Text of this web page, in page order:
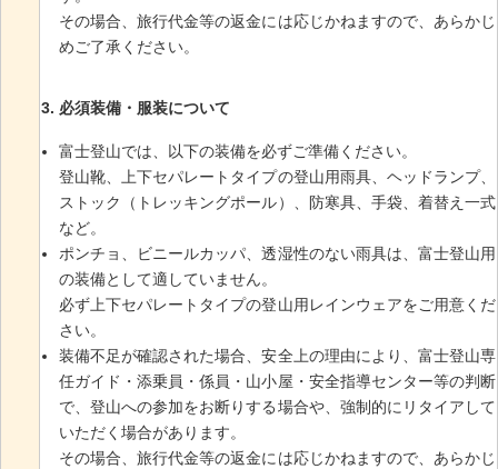
その場合、旅行代金等の返金には応じかねますので、あらかじ
めご了承ください。
必須装備・服装について
富士登山では、以下の装備を必ずご準備ください。
登山靴、上下セパレートタイプの登山用雨具、ヘッドランプ、
ストック（トレッキングポール）、防寒具、手袋、着替え一式
など。
ポンチョ、ビニールカッパ、透湿性のない雨具は、富士登山用
の装備として適していません。
必ず上下セパレートタイプの登山用レインウェアをご用意くだ
さい。
装備不足が確認された場合、安全上の理由により、富士登山専
任ガイド・添乗員・係員・山小屋・安全指導センター等の判断
で、登山への参加をお断りする場合や、強制的にリタイアして
いただく場合があります。
その場合、旅行代金等の返金には応じかねますので、あらかじ